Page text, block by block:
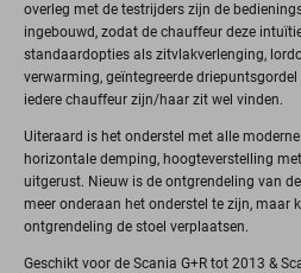
overleg met de testrijders zijn de
ingebouwd, zodat de chauffeur deze
standaardopties als zitvlakverlenging,
verwarming, geïntegreerde
iedere chauffeur zijn/haar zit wel vinden.
Uiteraard is het onderstel met alle
horizontale demping, hoogteverstelling
uitgerust. Nieuw is de ontgrendeling van
meer onderaan het onderstel te zijn, maar
ontgrendeling de stoel verplaatsen.
Geschikt voor de Scania G+R tot 2013 &